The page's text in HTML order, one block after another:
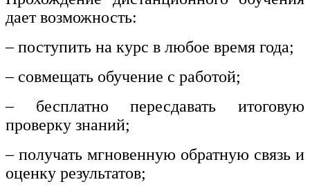
дает возможность:
– поступить на курс в любое время года;
– совмещать обучение с работой;
– бесплатно пересдавать итоговую
проверку знаний;
– получать мгновенную обратную связь и
оценку результатов;